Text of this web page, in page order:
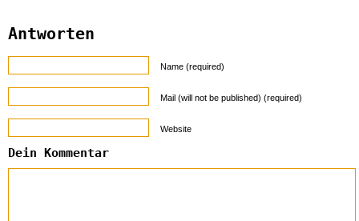
Antworten
Name (required)
Mail (will not be published) (required)
Website
Dein Kommentar